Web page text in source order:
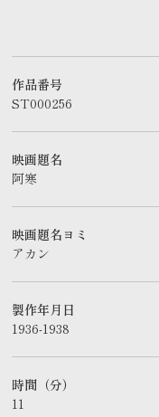
作品番号
ST000256
映画題名
阿寒
映画題名ヨミ
アカン
製作年月日
1936-1938
時間（分）
11